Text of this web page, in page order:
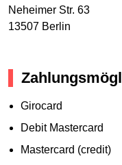
Neheimer Str. 63
13507 Berlin
Girocard
Debit Mastercard
Mastercard (credit)